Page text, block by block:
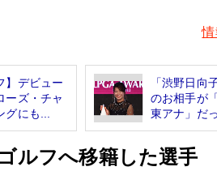
】デビュー
ーズ・チャ
にも...
「渋野日向
のお相手が
東アナ」だ
ルフへ移籍した選手